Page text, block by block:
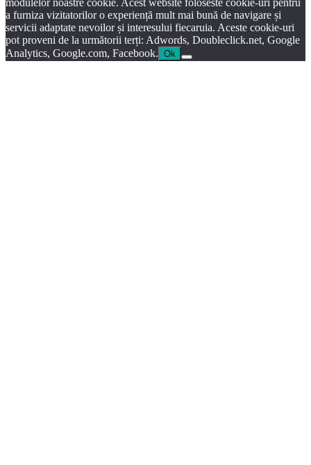
a furniza vizitatorilor o experiență mult mai bună de navigare și
servicii adaptate nevoilor și interesului fiecaruia. Aceste cookie-uri
pot proveni de la următorii terți: Adwords, Doubleclick.net, Google
Analytics, Google.com, Facebook. Ok